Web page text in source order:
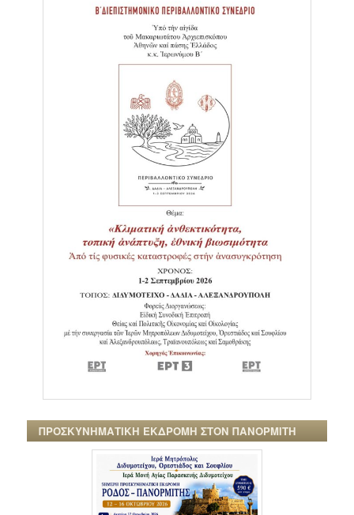
ΠΡΟΣΚΥΝΗΜΑΤΙΚΗ ΕΚΔΡΟΜΗ ΣΤΟΝ ΠΑΝΟΡΜΙΤΗ